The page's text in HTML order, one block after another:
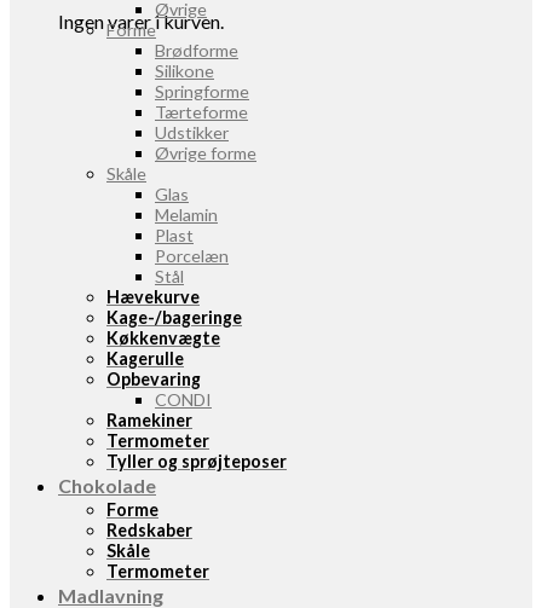
Ingen varer i kurven.
Øvrige
Forme
Brødforme
Silikone
Springforme
Tærteforme
Udstikker
Øvrige forme
Skåle
Glas
Melamin
Plast
Porcelæn
Stål
Hævekurve
Kage-/bageringe
Køkkenvægte
Kagerulle
Opbevaring
CONDI
Ramekiner
Termometer
Tyller og sprøjteposer
Chokolade
Forme
Redskaber
Skåle
Termometer
Madlavning